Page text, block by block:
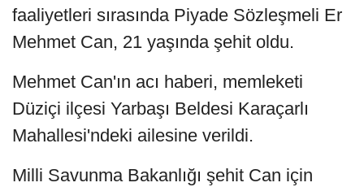
faaliyetleri sırasında Piyade Sözleşmeli Er
Mehmet Can, 21 yaşında şehit oldu.
Mehmet Can'ın acı haberi, memleketi
Düziçi ilçesi Yarbaşı Beldesi Karaçarlı
Mahallesi'ndeki ailesine verildi.
Milli Savunma Bakanlığı şehit Can için